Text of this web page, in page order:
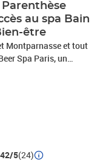
Parenthèse
au spa Bain
être
Montparnasse et tout
Spa Paris, un
accès d’1h en spa
liquide favori mais
baignoire, pas un
: houblon, malt et
dans la potion
peau et des effets
5(24)